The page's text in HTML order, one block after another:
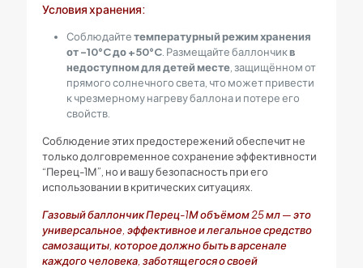
Условия хранения:
Соблюдайтетемпературный режим хранения
от -10°C до +50°C. Размещайте баллончикв
недоступном для детей месте, защищённом от
прямого солнечного света, что может привести
к чрезмерному нагреву баллона и потере его
свойств.
Соблюдение этих предостережений обеспечит не
только долговременное сохранение эффективности
“Перец-1М”, но и вашу безопасность при его
использовании в критических ситуациях.
Газовый баллончик Перец-1М объёмом 25 мл — это
универсальное, эффективное и легальное средство
самозащиты, которое должно быть в арсенале
каждого человека, заботящегося о своей